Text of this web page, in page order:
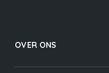
OVER ONS